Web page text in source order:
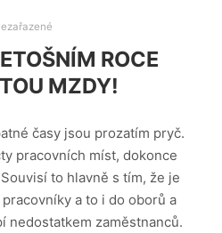
ROCE
MZDY!
časy jsou prozatím pryč.
pracovních míst, dokonce
to hlavně s tím, že je
a to i do oborů a
nedostatkem zaměstnanců.